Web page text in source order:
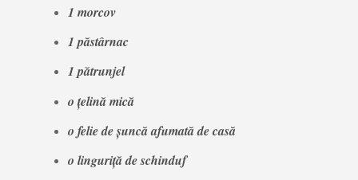
1 morcov
1 păstârnac
1 pătrunjel
o țelină mică
o felie de șuncă afumată de casă
o linguriță de schinduf